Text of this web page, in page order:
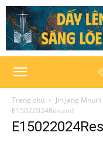
Trang chủ
Jih Jang
E15022024Resized